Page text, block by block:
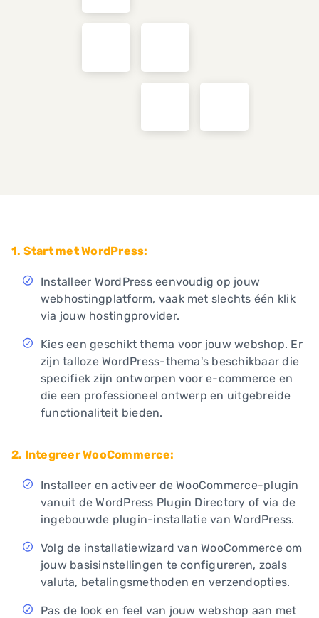
1. Start met WordPress:
Installeer WordPress eenvoudig op jouw
webhostingplatform, vaak met slechts één klik
via jouw hostingprovider.
Kies een geschikt thema voor jouw webshop. Er
zijn talloze WordPress-thema's beschikbaar die
specifiek zijn ontworpen voor e-commerce en
die een professioneel ontwerp en uitgebreide
functionaliteit bieden.
2. Integreer WooCommerce:
Installeer en activeer de WooCommerce-plugin
vanuit de WordPress Plugin Directory of via de
ingebouwde plugin-installatie van WordPress.
Volg de installatiewizard van WooCommerce om
jouw basisinstellingen te configureren, zoals
valuta, betalingsmethoden en verzendopties.
Pas de look en feel van jouw webshop aan met